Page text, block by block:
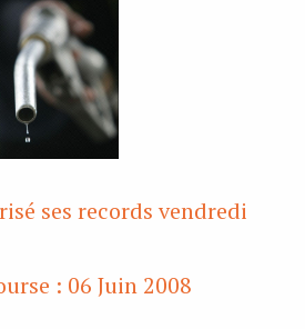
ses records vendredi
: 06 Juin 2008